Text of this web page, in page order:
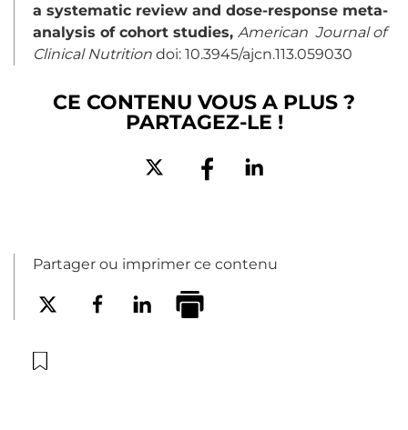
a systematic review and dose-response meta-
analysis of cohort studies, American Journal of
Clinical Nutrition doi: 10.3945/ajcn.113.059030
CE CONTENU VOUS A PLUS ?
PARTAGEZ-LE !
Partager ou imprimer ce contenu